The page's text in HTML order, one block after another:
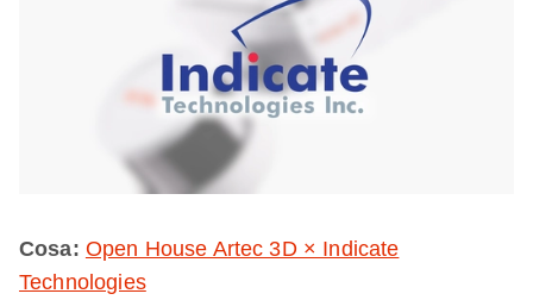
Cosa: Open House Artec 3D × Indicate
Technologies